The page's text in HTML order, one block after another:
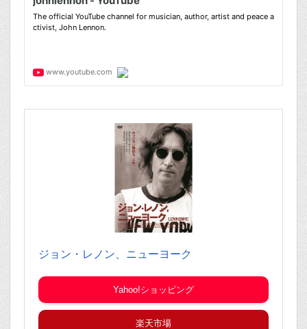
ジョン・レノン、ニューヨーク
Yahoo!ショッピング
楽天市場